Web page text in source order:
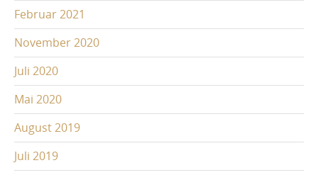
Februar 2021
November 2020
Juli 2020
Mai 2020
August 2019
Juli 2019